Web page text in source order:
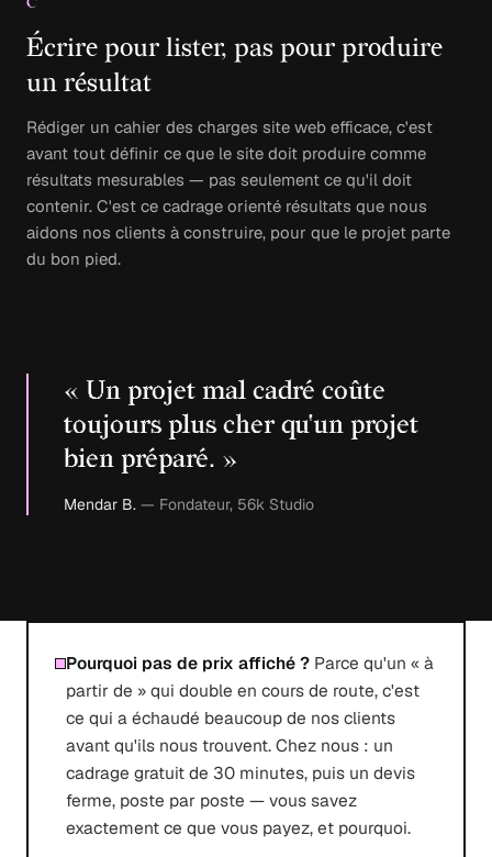
Écrire pour lister, pas pour produire
un résultat
Rédiger un cahier des charges site web efficace, c'est
avant tout définir ce que le site doit produire comme
résultats mesurables — pas seulement ce qu'il doit
contenir. C'est ce cadrage orienté résultats que nous
aidons nos clients à construire, pour que le projet parte
du bon pied.
« Un projet mal cadré coûte
toujours plus cher qu'un projet
bien préparé. »
Mendar B. — Fondateur, 56k Studio
Pourquoi pas de prix affiché ? Parce qu'un « à
partir de » qui double en cours de route, c'est
ce qui a échaudé beaucoup de nos clients
avant qu'ils nous trouvent. Chez nous : un
cadrage gratuit de 30 minutes, puis un devis
ferme, poste par poste — vous savez
exactement ce que vous payez, et pourquoi.